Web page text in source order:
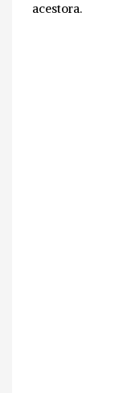
acestora.